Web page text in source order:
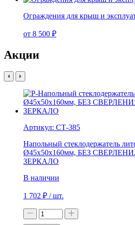
Ограждения для крыш и
от 8 500 ₽
Акции
Артикул: СТ-385
Напольный стеклодержатель
Ø45х50х160мм, БЕЗ
ЗЕРКАЛО
В наличии
1 702 ₽ / шт.